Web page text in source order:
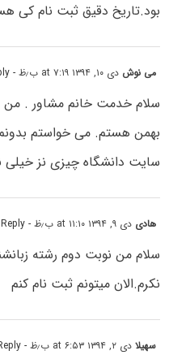
بود.تاریخ دقیق ثبت نام کی
می نوش دی ۱۰, ۱۳۹۴ at ۷:۱۹ ب٫ظ - Reply
سلام خدمت خانم مشاور .
بهمن هستم. می خواستم بدونم
سایت دانشگاه چیزی نز خیلی
هادی دی ۹, ۱۳۹۴ at ۱۱:۱۰ ب٫ظ - Reply
سلام من نوبت دوم رشته
نکرم.الان میتونم ثبت نام کنم
سهیلادی ۲, ۱۳۹۴ at ۶:۵۳ ب٫ظ - Reply